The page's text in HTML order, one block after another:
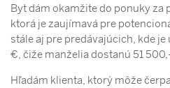
Byt dám okamžite do ponuky za
ktorá je zaujímavá pre
stále aj pre predávajúcich, kde
€, čiže manželia dostanú 51
Hľadám klienta, ktorý môže